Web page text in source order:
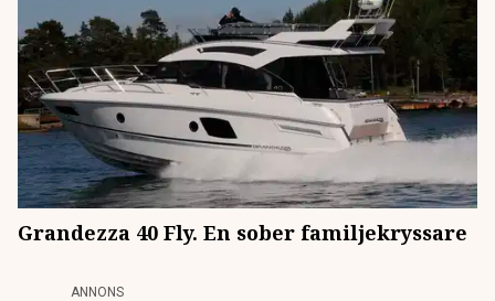
Grandezza 40 Fly. En sober familjekryssare
ANNONS